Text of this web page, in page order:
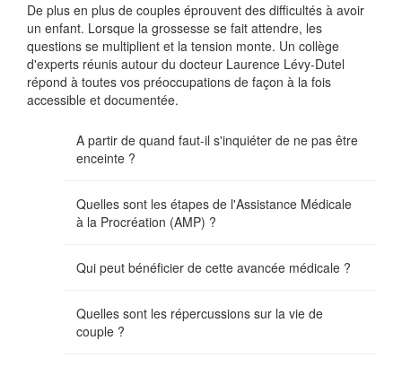
De plus en plus de couples éprouvent des difficultés à avoir
un enfant. Lorsque la grossesse se fait attendre, les
questions se multiplient et la tension monte. Un collège
d'experts réunis autour du docteur Laurence Lévy-Dutel
répond à toutes vos préoccupations de façon à la fois
accessible et documentée.
A partir de quand faut-il s'inquiéter de ne pas être
enceinte ?
Quelles sont les étapes de l'Assistance Médicale
à la Procréation (AMP) ?
Qui peut bénéficier de cette avancée médicale ?
Quelles sont les répercussions sur la vie de
couple ?